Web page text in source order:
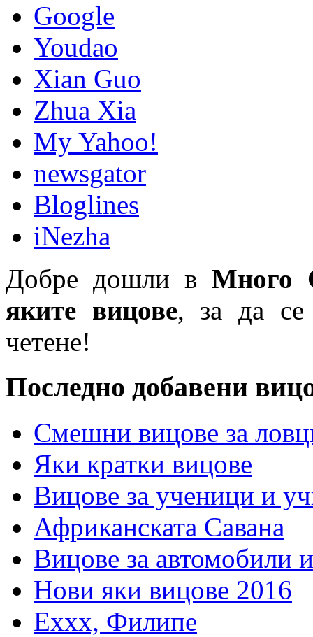
Google
Youdao
Xian Guo
Zhua Xia
My Yahoo!
newsgator
Bloglines
iNezha
Добре дошли в Много
яките вицове, за да се
четене!
Последно добавени
Смешни вицове за
Яки кратки вицове
Вицове за ученици и
Африканската Савана
Вицове за автомобили
Нови яки вицове 2016
Еххх, Филипе